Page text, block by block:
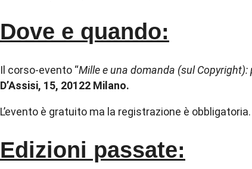
Dove e quando:
Il corso-evento “Mille e una domanda (sul
D’Assisi, 15, 20122 Milano.
L’evento è gratuito ma la registrazione è obbligatoria.
Edizioni passate: